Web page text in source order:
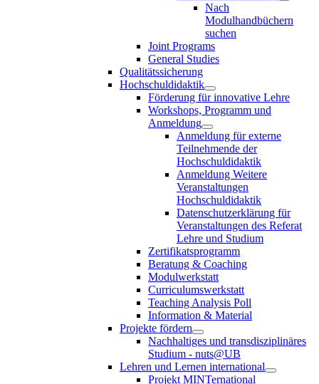
Nach
Modulhandbüchern
suchen
Joint Programs
General Studies
Qualitätssicherung
Hochschuldidaktik
Förderung für innovative Lehre
Workshops, Programm und
Anmeldung
Anmeldung für externe
Teilnehmende der
Hochschuldidaktik
Anmeldung Weitere
Veranstaltungen
Hochschuldidaktik
Datenschutzerklärung für
Veranstaltungen des Referat
Lehre und Studium
Zertifikatsprogramm
Beratung & Coaching
Modulwerkstatt
Curriculumswerkstatt
Teaching Analysis Poll
Information & Material
Projekte fördern
Nachhaltiges und transdisziplinäres
Studium - nuts@UB
Lehren und Lernen international
Projekt MINTernational